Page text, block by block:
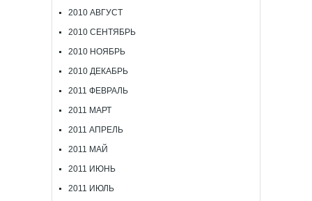
2010 АВГУСТ
2010 СЕНТЯБРЬ
2010 НОЯБРЬ
2010 ДЕКАБРЬ
2011 ФЕВРАЛЬ
2011 МАРТ
2011 АПРЕЛЬ
2011 МАЙ
2011 ИЮНЬ
2011 ИЮЛЬ